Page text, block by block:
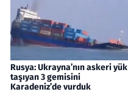
Rusya: Ukrayna’nın askeri yük
taşıyan 3 gemisini
Karadeniz’de vurduk